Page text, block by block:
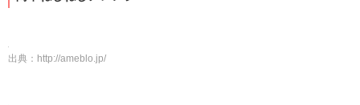
出典： http://ameblo.jp/